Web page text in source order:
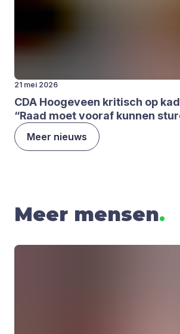
21 mei 2026
CDA Hoo­ge­veen kri­tisch op
“Raad moet voor­af kun­nen
Meer nieuws
Meer mensen.